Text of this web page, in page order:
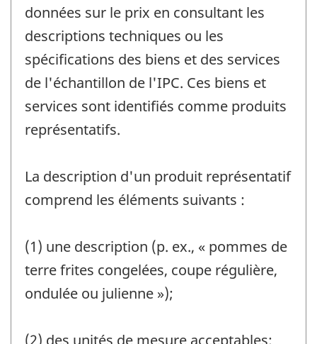
données sur le prix en consultant les
descriptions techniques ou les
spécifications des biens et des services
de l'échantillon de l'IPC. Ces biens et
services sont identifiés comme produits
représentatifs.
La description d'un produit représentatif
comprend les éléments suivants :
(1) une description (p. ex., « pommes de
terre frites congelées, coupe régulière,
ondulée ou julienne »);
(2) des unités de mesure acceptables;